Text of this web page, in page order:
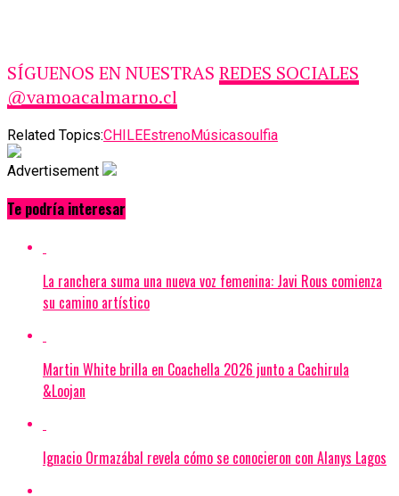
SÍGUENOS EN NUESTRAS REDES SOCIALES
@vamoacalmarno.cl
Related Topics:CHILEEstrenoMúsicasoulfia
Advertisement
Te podría interesar
La ranchera suma una nueva voz femenina: Javi Rous comienza
su camino artístico
Martin White brilla en Coachella 2026 junto a Cachirula
&Loojan
Ignacio Ormazábal revela cómo se conocieron con Alanys Lagos